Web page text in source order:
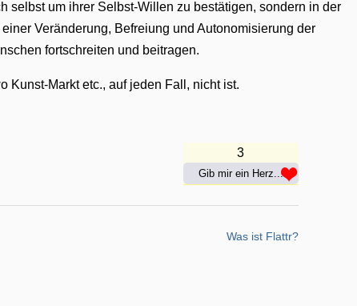
selbst um ihrer Selbst-Willen zu bestätigen, sondern in der
Veränderung, Befreiung und Autonomisierung der
fortschreiten und beitragen.
Kunst-Markt etc., auf jeden Fall, nicht ist.
3
Gib mir ein Herz...
Was ist Flattr?